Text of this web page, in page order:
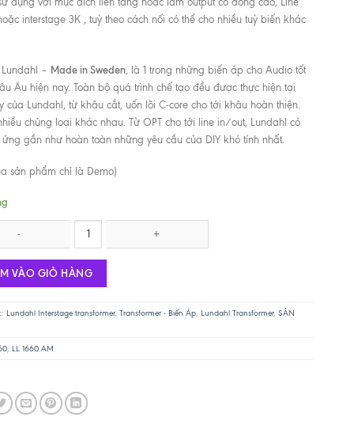
interstage 3K , tuỳ theo cách nối có thể cho nhiều tuỳ biến khác
– Made in Sweden, là 1 trong những biến áp cho Audio tốt
Âu hiện nay. Toàn bộ quá trình chế tạo đều được thực hiện tại
của Lundahl, từ khâu cắt, uốn lõi C-core cho tới khâu hoàn thiện.
chủng loại khác nhau. Từ OPT cho tới line in/out, Lundahl có
gần như hoàn toàn những yêu cầu của DIY khó tính nhất.
sản phẩm chỉ là Demo)
1671 / 30mA số lượng
VÀO GIỎ HÀNG
Lundahl Interstage transformer, Transformer - Biến Áp, Lundahl Transformer, SẢN
, LL 1660 AM